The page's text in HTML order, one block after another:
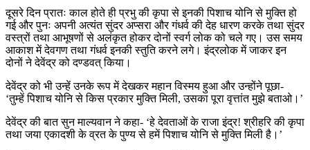
दूसरे दिन प्रातः काल होते ही प्रभु की कृपा से इनकी पिशाच योनि से मुक्ति हो
गई और पुनः अपनी अत्यंत सुंदर अप्सरा और गंधर्व की देह धारण करके तथा सुंदर
वस्त्रों तथा आभूषणों से अलंकृत होकर दोनों स्वर्ग लोक को चले गए। उस समय
आकाश में देवगण तथा गंधर्व इनकी स्तुति करने लगे। इंद्रलोक में जाकर इन
दोनों ने देवेंद्र को दण्डवत् किया।
देवेंद्र को भी उन्हें उनके रूप में देखकर महान विस्मय हुआ और उन्होंने पूछा-
‘तुम्हें पिशाच योनि से किस प्रकार मुक्ति मिली, उसका पूरा वृत्तांत मुझे बताओ।’
देवेंद्र की बात सुन माल्यवान ने कहा- ‘हे देवताओं के राजा इंद्र! श्रीहरि की कृपा
तथा जया एकादशी के व्रत के पुण्य से हमें पिशाच योनि से मुक्ति मिली है।’